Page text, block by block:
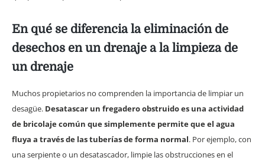
En qué se diferencia la eliminación de
desechos en un drenaje a la limpieza de
un drenaje
Muchos propietarios no comprenden la importancia de limpiar un
desagüe. Desatascar un fregadero obstruido es una actividad
de bricolaje común que simplemente permite que el agua
fluya a través de las tuberías de forma normal. Por ejemplo, con
una serpiente o un desatascador, limpie las obstrucciones en el